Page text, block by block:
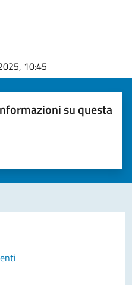
10:45
su questa
(da 1 a 5 stelle)
valutare la chiarezza delle
su 5
5